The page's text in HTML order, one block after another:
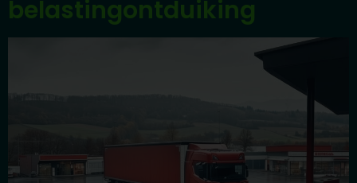
belastingontduiking